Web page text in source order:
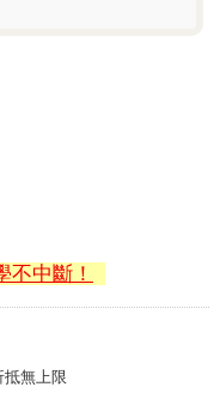
不中斷！
抵無上限